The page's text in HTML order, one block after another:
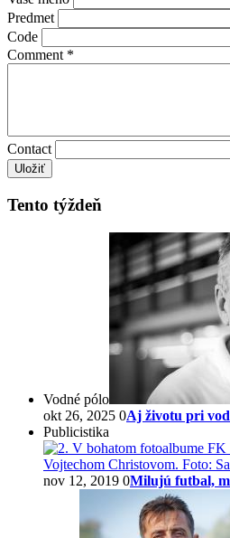
Predmet
Code
Comment *
Contact
Tento týždeň
Vodné pólo
okt 26, 2025 0Aj životu pri
Publicistika
nov 12, 2019 0Milujú futbal,